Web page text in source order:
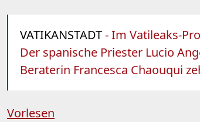
VATIKANSTADT- Im Vatileaks-
Der spanische Priester Lucio
Beraterin Francesca Chaouqui
Vorlesen